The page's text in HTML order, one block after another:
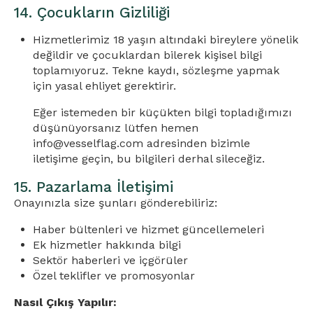
14. Çocukların Gizliliği
Hizmetlerimiz 18 yaşın altındaki bireylere yönelik
değildir ve çocuklardan bilerek kişisel bilgi
toplamıyoruz. Tekne kaydı, sözleşme yapmak
için yasal ehliyet gerektirir.
Eğer istemeden bir küçükten bilgi topladığımızı
düşünüyorsanız lütfen hemen
info@vesselflag.com adresinden bizimle
iletişime geçin, bu bilgileri derhal sileceğiz.
15. Pazarlama İletişimi
Onayınızla size şunları gönderebiliriz:
Haber bültenleri ve hizmet güncellemeleri
Ek hizmetler hakkında bilgi
Sektör haberleri ve içgörüler
Özel teklifler ve promosyonlar
Nasıl Çıkış Yapılır: